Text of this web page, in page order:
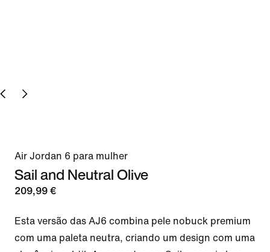
Air Jordan 6 para mulher
Sail and Neutral Olive
209,99 €
Esta versão das AJ6 combina pele nobuck premium
com uma paleta neutra, criando um design com uma